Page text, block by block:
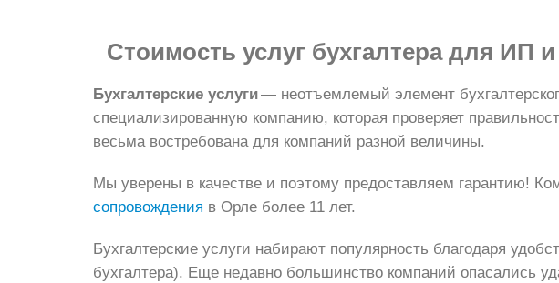
Стоимость услуг бухгалтерадля ИП
Бухгалтерские услуги— неотъемлемый элемент
специализированную компанию, которая проверяет
весьма востребована для компаний разной величины.
Мы уверены в качестве и поэтому предоставляем гарантию!
сопровождения в Орле более 11 лет.
Бухгалтерские услуги набирают популярность благодаря
бухгалтера). Еще недавно большинство компаний опасались